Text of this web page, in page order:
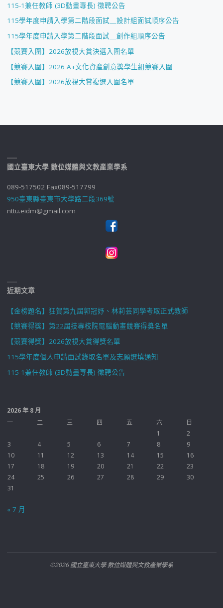
115-1兼任教師 (3D動畫專長) 徵聘公告
115學年度申請入學第二階段面試＿設計組面試順序公告
115學年度申請入學第二階段面試＿創作組順序公告
【競賽入圍】2026放視大賞決選入圍名單
【競賽入圍】2026 A+文化資產創意獎學生組競賽入圍
【競賽入圍】2026放視大賞複選入圍名單
國立臺東大學 數位媒體與文教產業學系
089-517502 Fax089-517799
950臺東縣臺東市大學路二段369號
nttu.eidm@gmail.com
近期文章
【金榜題名】狂賀第九屆郭冠妤、林莉芸同學考取正式教師
【競賽得獎】第22屆技專校院電腦動畫競賽得獎名單
【競賽得獎】2026放視大賞得獎名單
115學年度個人申請面試錄取名單及志願選填通知
115-1兼任教師 (3D動畫專長) 徵聘公告
2026 年 8 月
一
二 三 四 五 六
日
1
2
3
4 5 6 7 8
9
10
11 12 13 14 15
16
17
18 19 20 21 22
23
24
25 26 27 28 29
30
31
« 7 月
©2026 國立臺東大學 數位媒體與文教產業學系